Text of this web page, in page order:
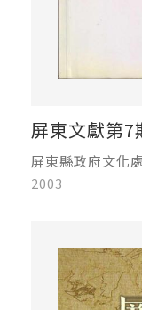
屏東文獻第7
屏東縣政府文化
2003